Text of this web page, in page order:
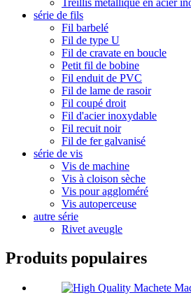
série de fils
Fil barbelé
Fil de type U
Fil de cravate en boucle
Petit fil de bobine
Fil enduit de PVC
Fil de lame de rasoir
Fil coupé droit
Fil d'acier inoxydable
Fil recuit noir
Fil de fer galvanisé
série de vis
Vis de machine
Vis à cloison sèche
Vis pour aggloméré
Vis autoperceuse
autre série
Rivet aveugle
Produits populaires